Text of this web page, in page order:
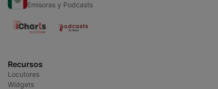
Emisoras y Podcasts
Recursos
Locutores
Widgets